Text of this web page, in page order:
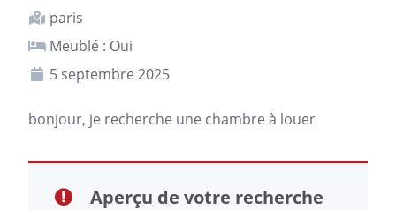
paris
Meublé : Oui
5 septembre 2025
bonjour, je recherche une chambre à louer
Aperçu de votre recherche